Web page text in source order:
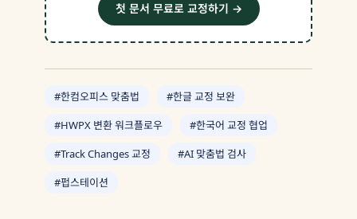
첫 문서 무료로 교정하기 →
#한컴오피스 맞춤법
#한글 교정 보완
#HWPX 변환 워크플로우
#한국어 교정 협업
#Track Changes 교정
#AI 맞춤법 검사
#펍스테이션